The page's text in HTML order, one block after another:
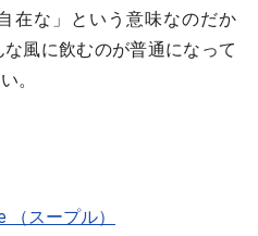
在な」という意味なのだか
風に飲むのが普通になって
。
（スープル）